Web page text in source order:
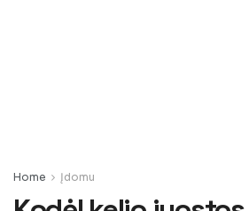
Home Įdomu